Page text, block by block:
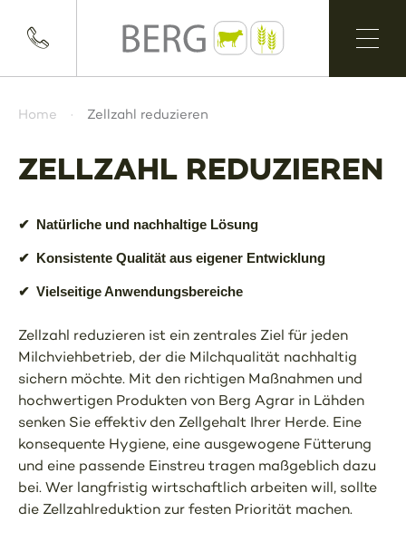
Home Zellzahl reduzieren
ZELLZAHL REDUZIEREN
✔ Natürliche und nachhaltige Lösung
✔ Konsistente Qualität aus eigener Entwicklung
✔ Vielseitige Anwendungsbereiche
Zellzahl reduzieren ist ein zentrales Ziel für jeden
Milchviehbetrieb, der die Milchqualität nachhaltig
sichern möchte. Mit den richtigen Maßnahmen und
hochwertigen Produkten von Berg Agrar in Lähden
senken Sie effektiv den Zellgehalt Ihrer Herde. Eine
konsequente Hygiene, eine ausgewogene Fütterung
und eine passende Einstreu tragen maßgeblich dazu
bei. Wer langfristig wirtschaftlich arbeiten will, sollte
die Zellzahlreduktion zur festen Priorität machen.